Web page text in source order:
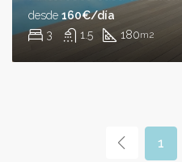
3 1.5 180m2
desde 160€/día
1